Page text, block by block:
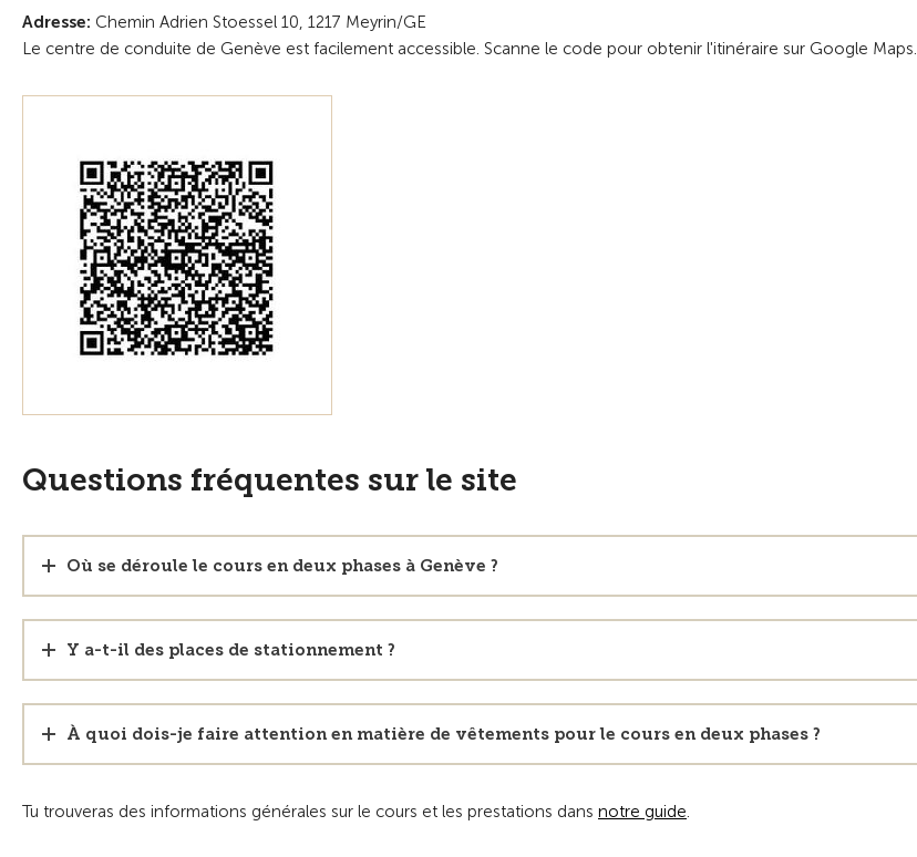
Adresse: Chemin Adrien Stoessel 10, 1217 Meyrin/GE
Le centre de conduite de Genève est facilement accessible. Scanne le code pour obtenir l'itinéraire sur Google Maps.
Questions fréquentes sur le site
Où se déroule le cours en deux phases à Genève ?
Y a-t-il des places de stationnement ?
À quoi dois-je faire attention en matière de vêtements pour le cours en deux phases ?
Tu trouveras des informations générales sur le cours et les prestations dans notre guide.